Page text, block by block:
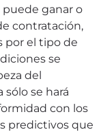
ganar o
contratación,
por el tipo de
se
del
se hará
con los
predictivos que